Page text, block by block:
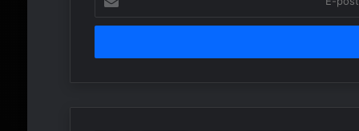
posta
adresinizi